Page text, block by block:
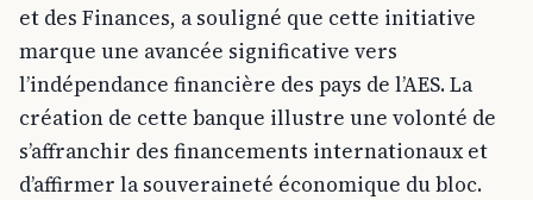
et des Finances, a souligné que cette initiative
marque une avancée significative vers
l’indépendance financière des pays de l’AES. La
création de cette banque illustre une volonté de
s’affranchir des financements internationaux et
d’affirmer la souveraineté économique du bloc.